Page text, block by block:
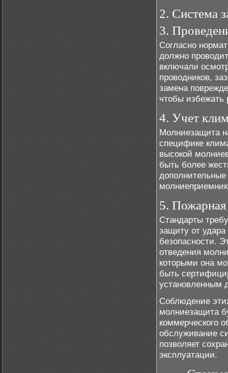
2. Система
3.
Согласно
должно
включали
проводников,
замена
чтобы избежать
4. Учет
Молниезащита
специфике
высокой
быть более
5. Пожарная
Стандарты
защиту от
безопасности.
отведения
которыми она
быть
установленным
Соблюдение
молниезащита
коммерческого
обслуживание
позволяет
эксплуатации.